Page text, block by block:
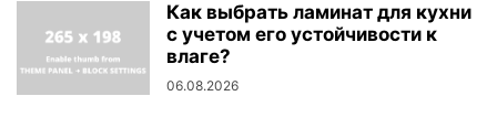
Как выбрать ламинат для кухни
с учетом его устойчивости к
влаге?
06.08.2026